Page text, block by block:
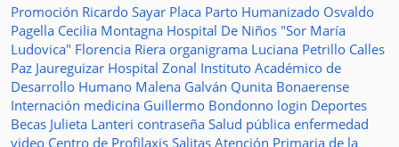
Promoción Ricardo Sayar Placa Parto Humanizado Osvaldo
Pagella Cecilia Montagna Hospital De Niños "Sor María
Ludovica" Florencia Riera organigrama Luciana Petrillo Calles
Paz Jaureguizar Hospital Zonal Instituto Académico de
Desarrollo Humano Malena Galván Qunita Bonaerense
Internación medicina Guillermo Bondonno login Deportes
Becas Julieta Lanteri contraseña Salud pública enfermedad
video Centro de Profilaxis Salitas Atención Primaria de la